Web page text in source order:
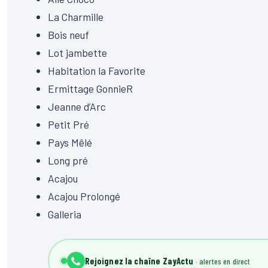
La Charmille
Bois neuf
Lot jambette
Habitation la Favorite
Ermittage GonnieR
Jeanne d’Arc
Petit Pré
Pays Mêlé
Long pré
Acajou
Acajou Prolongé
Galleria
Rejoignez la chaîne ZayActu